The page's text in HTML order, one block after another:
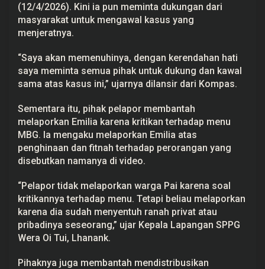
(12/4/2026). Kini ia pun meminta dukungan dari
masyarakat untuk mengawal kasus yang
menjeratnya.
“Saya akan memenuhinya, dengan kerendahan hati
saya meminta semua pihak untuk dukung dan kawal
sama atas kasus ini,” ujarnya dilansir dari Kompas.
Sementara itu, pihak pelapor membantah
melaporkan Emilia karena kritikan terhadap menu
MBG. Ia mengaku melaporkan Emilia atas
penghinaan dan fitnah terhadap perorangan yang
disebutkan namanya di video.
“Pelapor tidak melaporkan warga Pai karena soal
kritikannya terhadap menu. Tetapi beliau melaporkan
karena dia sudah menyentuh ranah privat atau
pribadinya seseorang,” ujar Kepala Lapangan SPPG
Wera Oi Tui, Lhanank.
Pihaknya juga membantah mendistribusikan